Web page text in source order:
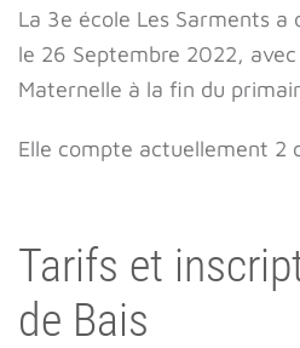
La 3e école Les Sarments
le 26 Septembre 2022,
Maternelle à la fin du
Elle compte actuellement 2
Tarifs et
de Bais